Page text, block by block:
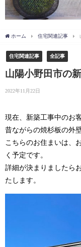
ホーム 住宅関連記事
住宅関連記事 全記事
山陽小野田市の
2022年11月22日
現在、新築工事中のお
昔ながらの焼杉板の外
こちらのお住まいは、
く予定です。
詳細が決まりましたら
たします。